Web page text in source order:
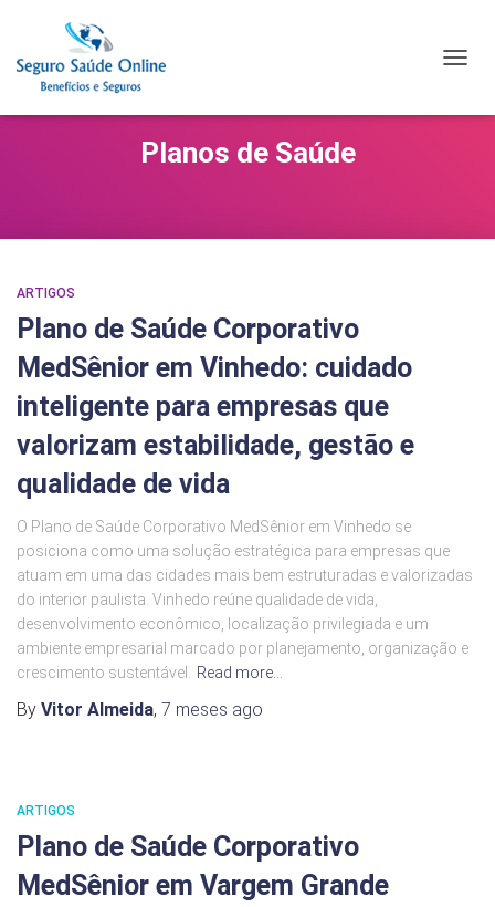
Planos de Saúde
ARTIGOS
Plano de Saúde Corporativo
MedSênior em Vinhedo: cuidado
inteligente para empresas que
valorizam estabilidade, gestão e
qualidade de vida
O Plano de Saúde Corporativo MedSênior em Vinhedo se
posiciona como uma solução estratégica para empresas que
atuam em uma das cidades mais bem estruturadas e valorizadas
do interior paulista. Vinhedo reúne qualidade de vida,
desenvolvimento econômico, localização privilegiada e um
ambiente empresarial marcado por planejamento, organização e
crescimento sustentável.
Read more…
By Vitor Almeida, 7 meses ago
ARTIGOS
Plano de Saúde Corporativo
MedSênior em Vargem Grande